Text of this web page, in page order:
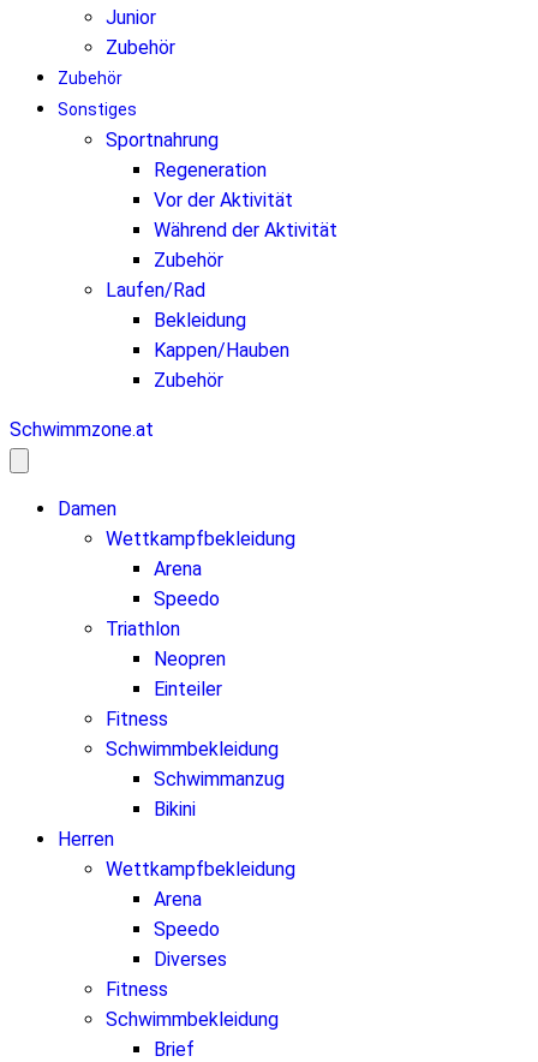
Junior
Zubehör
Zubehör
Sonstiges
Sportnahrung
Regeneration
Vor der Aktivität
Während der Aktivität
Zubehör
Laufen/Rad
Bekleidung
Kappen/Hauben
Zubehör
Schwimmzone.at
Damen
Wettkampfbekleidung
Arena
Speedo
Triathlon
Neopren
Einteiler
Fitness
Schwimmbekleidung
Schwimmanzug
Bikini
Herren
Wettkampfbekleidung
Arena
Speedo
Diverses
Fitness
Schwimmbekleidung
Brief